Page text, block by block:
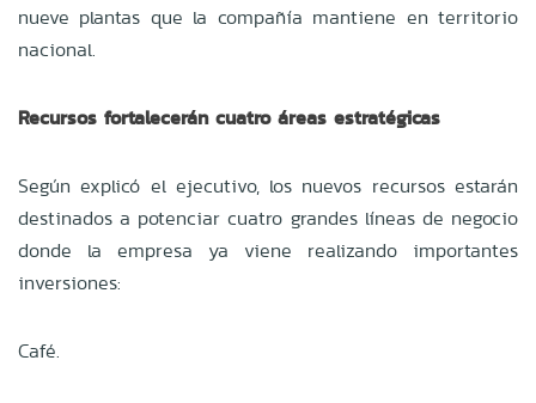
nueve plantas que la compañía mantiene en territorio
nacional.
Recursos fortalecerán cuatro áreas estratégicas
Según explicó el ejecutivo, los nuevos recursos estarán
destinados a potenciar cuatro grandes líneas de negocio
donde la empresa ya viene realizando importantes
inversiones:
Café.